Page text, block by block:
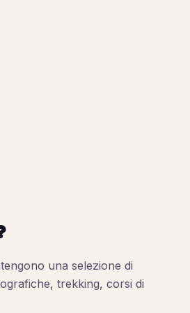
una selezione di
trekking, corsi di